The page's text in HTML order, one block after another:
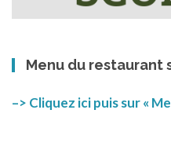
Menu du
–> Cliquez ici puis sur «